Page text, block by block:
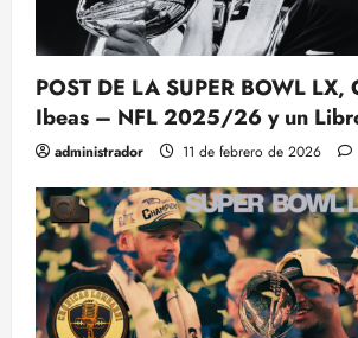
POST DE LA SUPER BOWL LX,
Ibeas – NFL 2025/26 y un
administrador 11 de febrero de 2026